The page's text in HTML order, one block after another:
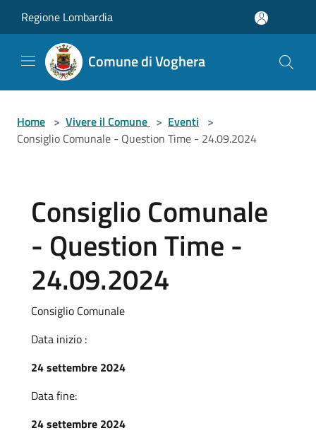
Regione Lombardia
Comune di Voghera
Home > Vivere il Comune > Eventi >
Consiglio Comunale - Question Time - 24.09.2024
Consiglio Comunale
- Question Time -
24.09.2024
Consiglio Comunale
Data inizio :
24 settembre 2024
Data fine:
24 settembre 2024